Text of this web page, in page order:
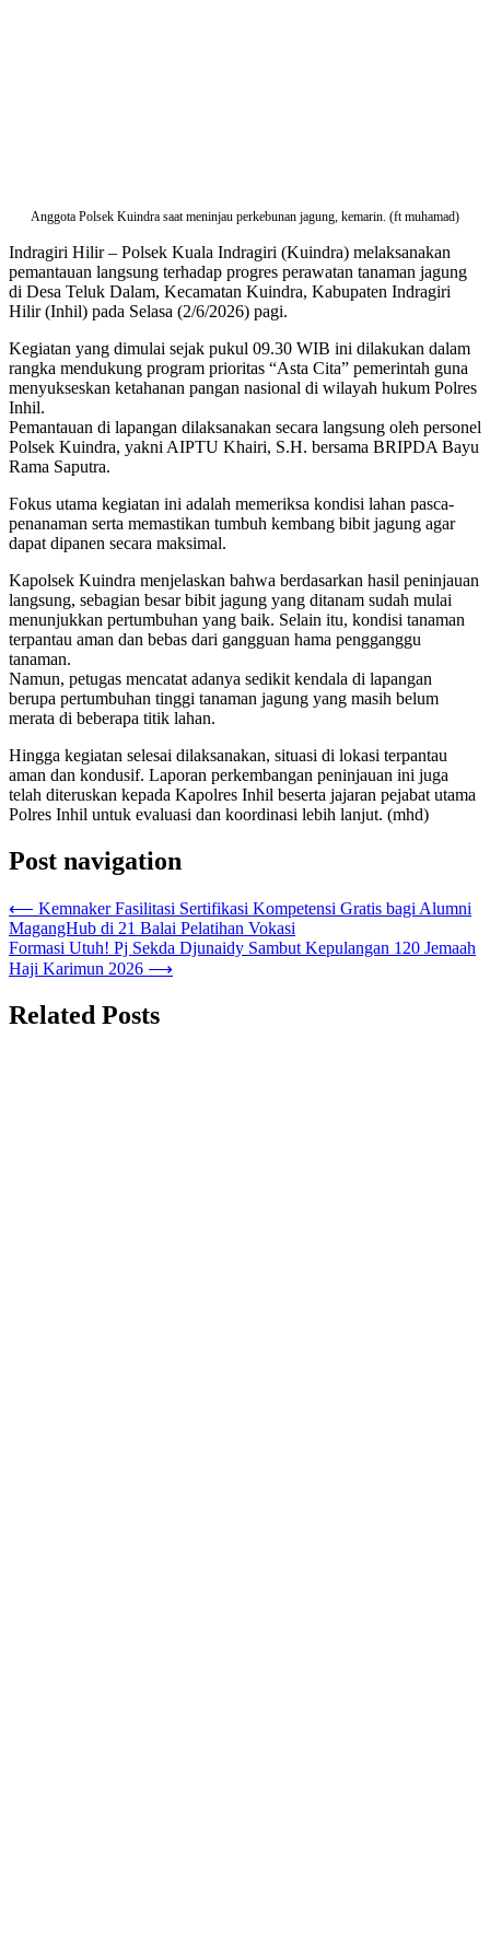
Anggota Polsek Kuindra saat meninjau perkebunan jagung, kemarin. (ft muhamad)
Indragiri Hilir – Polsek Kuala Indragiri (Kuindra) melaksanakan
pemantauan langsung terhadap progres perawatan tanaman jagung
di Desa Teluk Dalam, Kecamatan Kuindra, Kabupaten Indragiri
Hilir (Inhil) pada Selasa (2/6/2026) pagi.
​Kegiatan yang dimulai sejak pukul 09.30 WIB ini dilakukan dalam
rangka mendukung program prioritas “Asta Cita” pemerintah guna
menyukseskan ketahanan pangan nasional di wilayah hukum Polres
Inhil.
​Pemantauan di lapangan dilaksanakan secara langsung oleh personel
Polsek Kuindra, yakni AIPTU Khairi, S.H. bersama BRIPDA Bayu
Rama Saputra.
Fokus utama kegiatan ini adalah memeriksa kondisi lahan pasca-
penanaman serta memastikan tumbuh kembang bibit jagung agar
dapat dipanen secara maksimal.
​Kapolsek Kuindra menjelaskan bahwa berdasarkan hasil peninjauan
langsung, sebagian besar bibit jagung yang ditanam sudah mulai
menunjukkan pertumbuhan yang baik. Selain itu, kondisi tanaman
terpantau aman dan bebas dari gangguan hama pengganggu
tanaman.
​Namun, petugas mencatat adanya sedikit kendala di lapangan
berupa pertumbuhan tinggi tanaman jagung yang masih belum
merata di beberapa titik lahan.
​Hingga kegiatan selesai dilaksanakan, situasi di lokasi terpantau
aman dan kondusif. Laporan perkembangan peninjauan ini juga
telah diteruskan kepada Kapolres Inhil beserta jajaran pejabat utama
Polres Inhil untuk evaluasi dan koordinasi lebih lanjut. (mhd)
Post navigation
⟵ Kemnaker Fasilitasi Sertifikasi Kompetensi Gratis bagi Alumni
MagangHub di 21 Balai Pelatihan Vokasi
Formasi Utuh! Pj Sekda Djunaidy Sambut Kepulangan 120 Jemaah
Haji Karimun 2026 ⟶
Related Posts